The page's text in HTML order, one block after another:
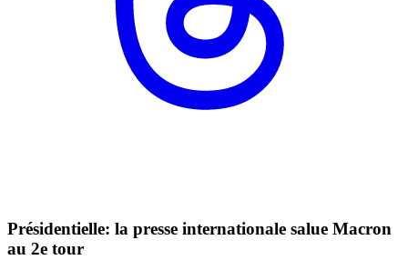
Présidentielle: la presse internationale salue Macron
au 2e tour